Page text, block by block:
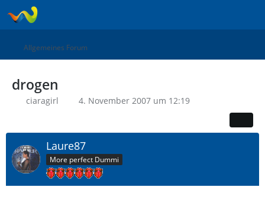
Allgemeines Forum
drogen
ciaragirl 4. November 2007 um 12:19
Laure87
More perfect Dummi